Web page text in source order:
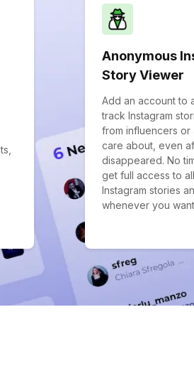
Anonymous
Story Viewer
Add an account to
track Instagram
from influencers or
care about, even
disappeared. No
get full access to
Instagram stories
whenever you